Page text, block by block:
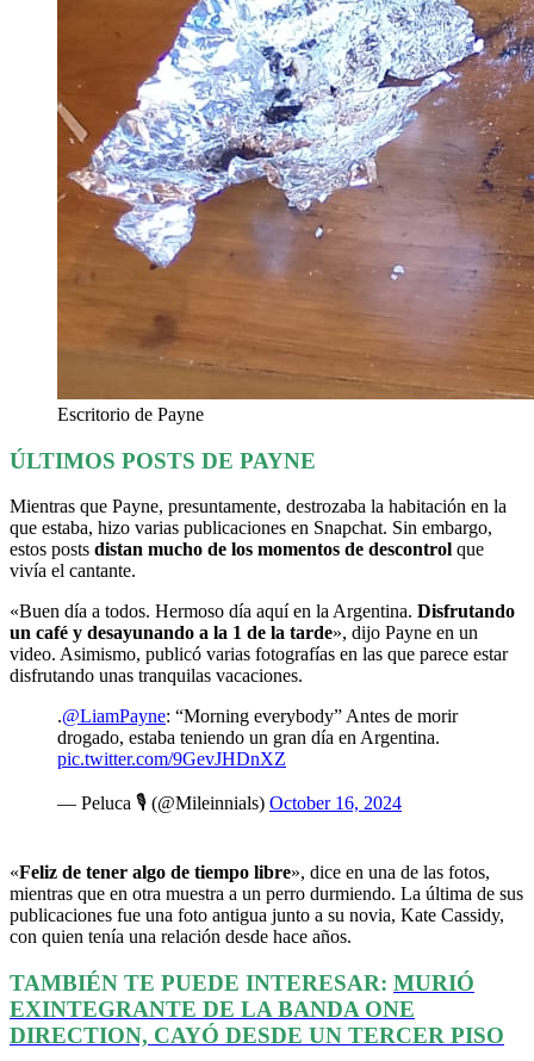
Escritorio de Payne
ÚLTIMOS POSTS DE PAYNE
Mientras que Payne, presuntamente, destrozaba la habitación en la
que estaba, hizo varias publicaciones en Snapchat. Sin embargo,
estos posts distan mucho de los momentos de descontrol que
vivía el cantante.
«Buen día a todos. Hermoso día aquí en la Argentina. Disfrutando
un café y desayunando a la 1 de la tarde», dijo Payne en un
video. Asimismo, publicó varias fotografías en las que parece estar
disfrutando unas tranquilas vacaciones.
.@LiamPayne: “Morning everybody” Antes de morir
drogado, estaba teniendo un gran día en Argentina.
pic.twitter.com/9GevJHDnXZ
— Peluca 🎙️ (@Mileinnials) October 16, 2024
«Feliz de tener algo de tiempo libre», dice en una de las fotos,
mientras que en otra muestra a un perro durmiendo. La última de sus
publicaciones fue una foto antigua junto a su novia, Kate Cassidy,
con quien tenía una relación desde hace años.
TAMBIÉN TE PUEDE INTERESAR: MURIÓ
EXINTEGRANTE DE LA BANDA ONE
DIRECTION, CAYÓ DESDE UN TERCER PISO